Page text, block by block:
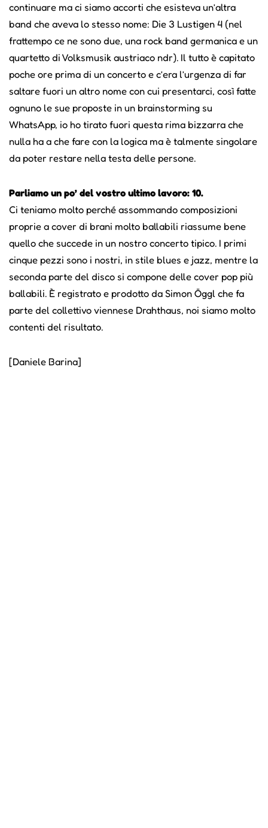
continuare ma ci siamo accorti che esisteva un’altra
band che aveva lo stesso nome: Die 3 Lustigen 4 (nel
frattempo ce ne sono due, una rock band germanica e un
quartetto di Volksmusik austriaco ndr). Il tutto è capitato
poche ore prima di un concerto e c’era l’urgenza di far
saltare fuori un altro nome con cui presentarci, così fatte
ognuno le sue proposte in un brainstorming su
WhatsApp, io ho tirato fuori questa rima bizzarra che
nulla ha a che fare con la logica ma è talmente singolare
da poter restare nella testa delle persone.
Parliamo un po’ del vostro ultimo lavoro: 10.
Ci teniamo molto perché assommando composizioni
proprie a cover di brani molto ballabili riassume bene
quello che succede in un nostro concerto tipico. I primi
cinque pezzi sono i nostri, in stile blues e jazz, mentre la
seconda parte del disco si compone delle cover pop più
ballabili. È registrato e prodotto da Simon Öggl che fa
parte del collettivo viennese Drahthaus, noi siamo molto
contenti del risultato.
[Daniele Barina]